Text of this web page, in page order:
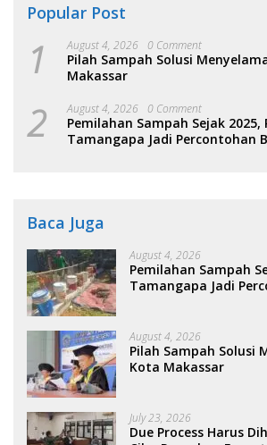
Popular Post
1 August 4, 2026 0 Comment
Pilah Sampah Solusi
Makassar
2 August 4, 2026 0 Comment
Pemilahan Sampah Sejak 2025,
Tamangapa Jadi Percontohan
Baca Juga
August 4, 2026
Pemilahan Sampah
Tamangapa Jadi
August 4, 2026
Pilah Sampah Solusi
Kota Makassar
July 23, 2026
Due Process Harus